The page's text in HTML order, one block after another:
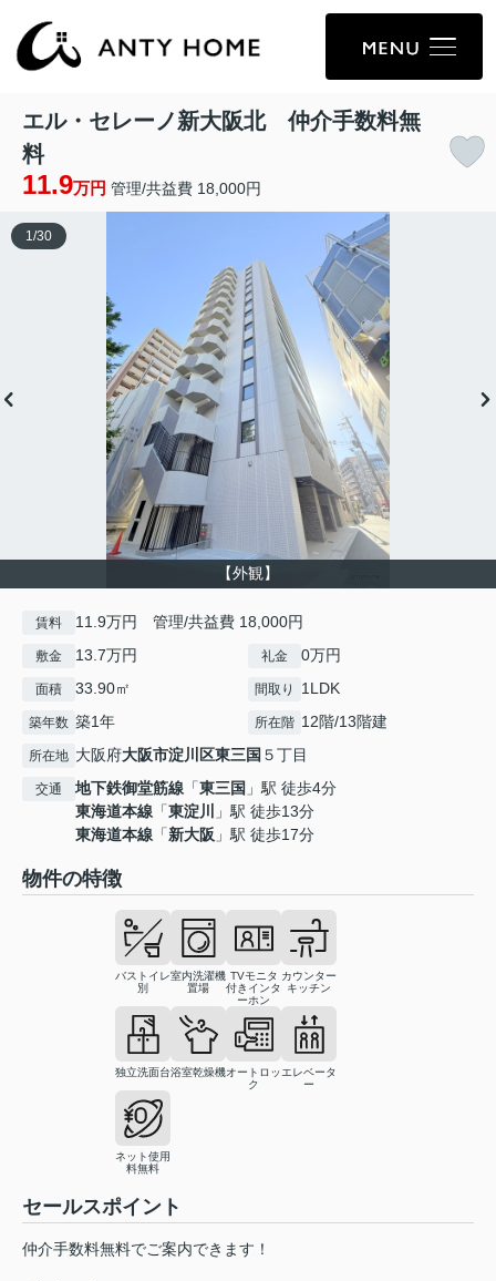
エル・セレーノ新大阪北 仲介手数料無
料
11.9万円 管理/共益費 18,000円
【外観】
1 /30
賃料 11.9万円 管理/共益費 18,000円
敷金 13.7万円 礼金 0万円
面積 33.90㎡ 間取り 1LDK
築年数 築1年 所在階 12階/13階建
所在地 大阪府大阪市淀川区東三国 ５丁目
交通 地下鉄御堂筋線 「東三国 」駅 徒歩4分
東海道本線 「東淀川
」駅 徒歩13分
東海道本線 「新大阪 」駅 徒歩17分
物件の特徴
バストイレ
別
室内洗濯機
置場
TVモニタ
付きインタ
ーホン
カウンター
キッチン
独立洗面台浴室乾燥機オートロッ
ク
エレベータ
ー
ネット使用
料無料
セールスポイント
仲介手数料無料でご案内できます！